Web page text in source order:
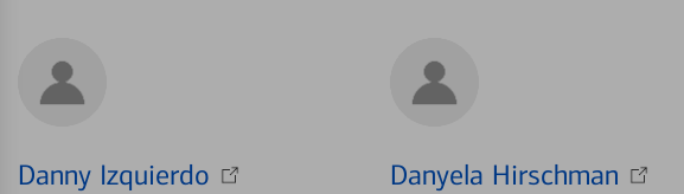
Danny Izquierdo Danyela Hirschman